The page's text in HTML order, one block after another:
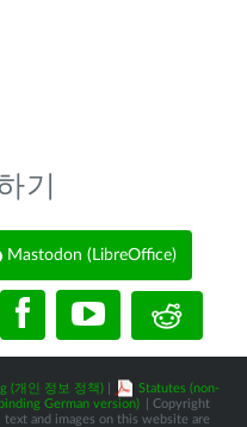
기
Mastodon (LibreOffice)
(개인 정보 정책)
Statutes (non-
German version)
| Copyright
and images on this website are